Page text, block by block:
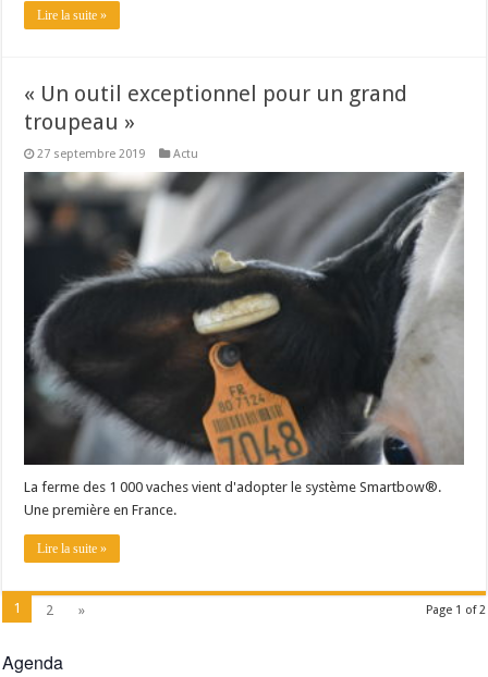
Lire la suite »
« Un outil exceptionnel pour un grand
troupeau »
27 septembre 2019 Actu
La ferme des 1 000 vaches vient d'adopter le système Smartbow®.
Une première en France.
Lire la suite »
Page 1 of 2
1 2 »
Agenda